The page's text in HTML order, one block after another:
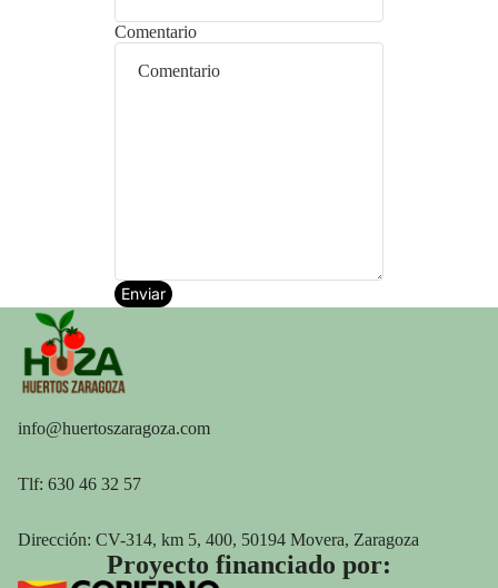
Comentario
Enviar
info@huertoszaragoza.com
Tlf: 630 46 32 57
Dirección: CV-314, km 5, 400, 50194 Movera, Zaragoza
Proyecto financiado por: